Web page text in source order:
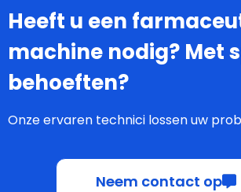
Heeft u een
machine nodig? Met
behoeften?
Onze ervaren technici lossen uw
Neem contact op